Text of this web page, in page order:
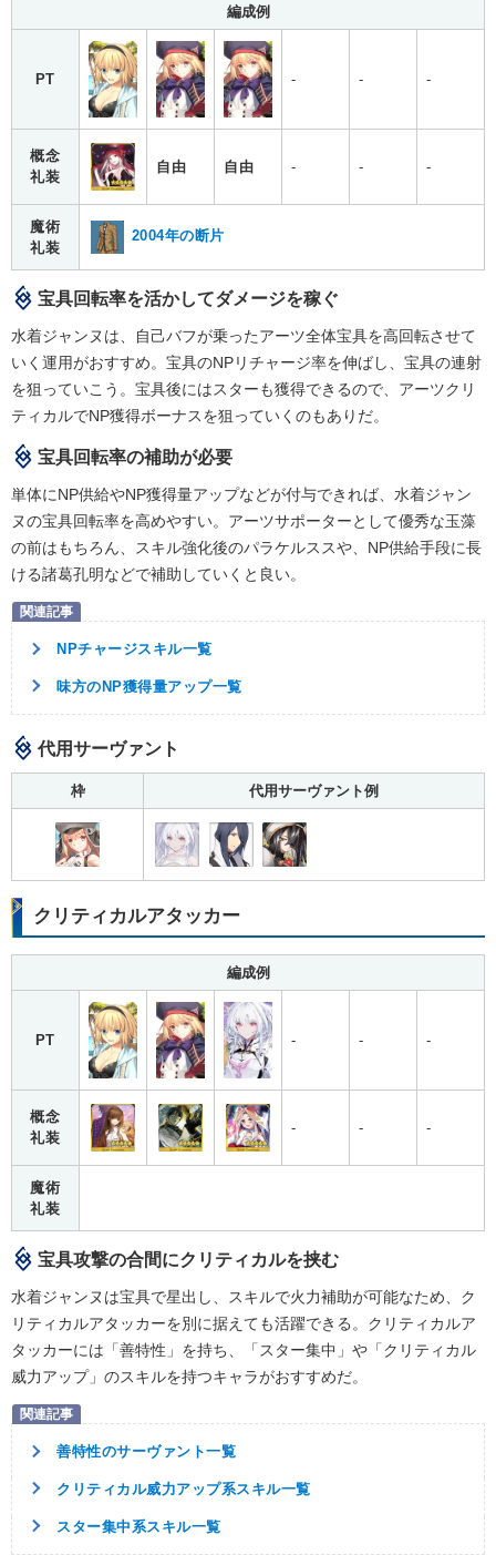
編成例
PT - - -
概念
礼装
自由 自由 - - -
魔術
礼装
2004年の断片
宝具回転率を活かしてダメージを稼ぐ
水着ジャンヌは、自己バフが乗ったアーツ全体宝具を高回転させて
いく運用がおすすめ。宝具のNPリチャージ率を伸ばし、宝具の連射
を狙っていこう。宝具後にはスターも獲得できるので、アーツクリ
ティカルでNP獲得ボーナスを狙っていくのもありだ。
宝具回転率の補助が必要
単体にNP供給やNP獲得量アップなどが付与できれば、水着ジャン
ヌの宝具回転率を高めやすい。アーツサポーターとして優秀な玉藻
の前はもちろん、スキル強化後のパラケルススや、NP供給手段に長
ける諸葛孔明などで補助していくと良い。
NPチャージスキル一覧
味方のNP獲得量アップ一覧
代用サーヴァント
枠 代用サーヴァント例
クリティカルアタッカー
編成例
PT - - -
概念
礼装
- - -
魔術
礼装
宝具攻撃の合間にクリティカルを挟む
水着ジャンヌは宝具で星出し、スキルで火力補助が可能なため、ク
リティカルアタッカーを別に据えても活躍できる。クリティカルア
タッカーには「善特性」を持ち、「スター集中」や「クリティカル
威力アップ」のスキルを持つキャラがおすすめだ。
善特性のサーヴァント一覧
クリティカル威力アップ系スキル一覧
スター集中系スキル一覧